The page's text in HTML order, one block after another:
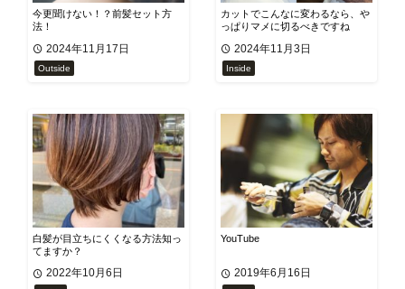
今更聞けない！？前髪セット方
法！
2024年11月17日
Outside
カットでこんなに変わるなら、や
っぱりマメに切るべきですね
2024年11月3日
Inside
白髪が目立ちにくくなる方法知っ
てますか？
2022年10月6日
YouTube
2019年6月16日